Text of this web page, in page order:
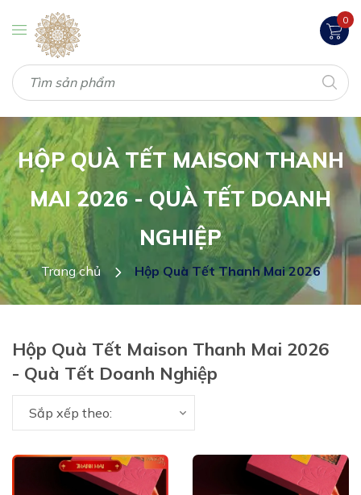
0
HỘP QUÀ TẾT MAISON THANH
MAI 2026 - QUÀ TẾT DOANH
NGHIỆP
Trang chủ Hộp Quà Tết Thanh Mai 2026
Hộp Quà Tết Maison Thanh Mai 2026
- Quà Tết Doanh Nghiệp
Sắp xếp theo: